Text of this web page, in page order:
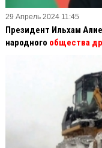
29 Апрель 2024 11:45
Президент Ильхам
народного общества